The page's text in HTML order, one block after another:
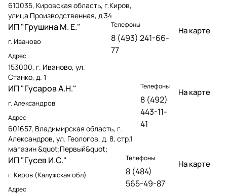
610035, Кировская область, г.Киров,
улица Производственная, д 34
ИП "Грушина М. Е."
г. Иваново
Адрес
153000, г. Иваново, ул.
Станко, д. 1
Телефоны
8 (493) 241-66-
77
На карте
ИП "Гусаров А.Н."
г. Александров
Адрес
601657, Владимирская область, г.
Александров, ул. Геологов, д. 8, стр.1
магазин &quot;Первый&quot;
Телефоны
8 (492)
443-11-
41
На карте
ИП "Гусев И.С."
г. Киров (Калужская обл)
Адрес
Телефоны
8 (484)
565-49-87
На карте